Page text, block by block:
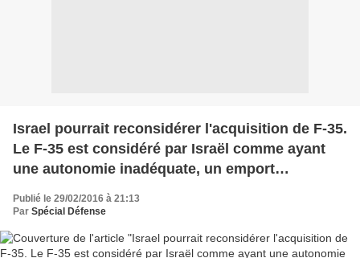
Israel pourrait reconsidérer l'acquisition de F-35.
Le F-35 est considéré par Israël comme ayant
une autonomie inadéquate, un emport
Pire aux yeux des israéliens, les Américains
l'appareil
Publié le 29/02/2016 à 21:13
Par Spécial Défense